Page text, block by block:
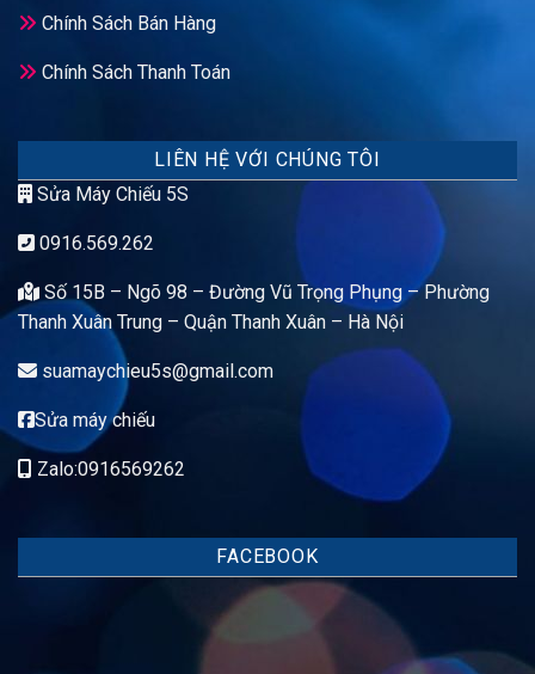
Chính Sách Bán Hàng
Chính Sách Thanh Toán
LIÊN HỆ VỚI CHÚNG TÔI
Sửa Máy Chiếu 5S
0916.569.262
Số 15B – Ngõ 98 – Đường Vũ Trọng Phụng – Phường
Thanh Xuân Trung – Quận Thanh Xuân – Hà Nội
suamaychieu5s@gmail.com
Sửa máy chiếu
Zalo:0916569262
FACEBOOK